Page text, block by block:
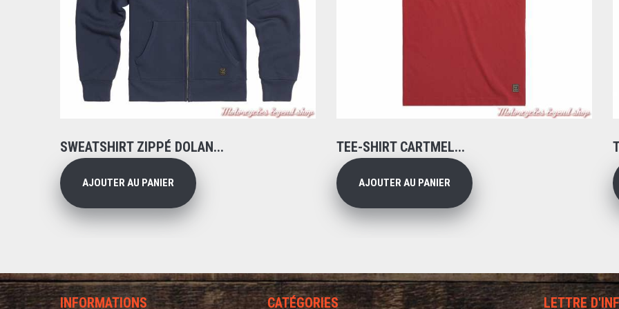
SWEATSHIRT ZIPPÉ DOLAN...
AJOUTER AU PANIER
TEE-SHIRT CARTMEL...
AJOUTER AU PANIER
INFORMATIONS CATÉGORIES LETTRE